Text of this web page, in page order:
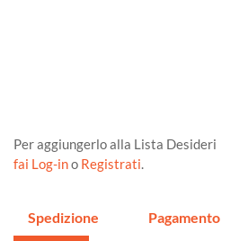
Per aggiungerlo alla Lista Desideri
fai Log-ino Registrati.
Spedizione Pagamento